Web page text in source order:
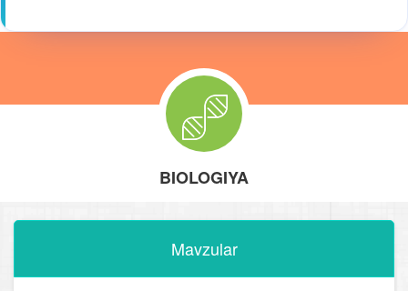
BIOLOGIYA
Mavzular